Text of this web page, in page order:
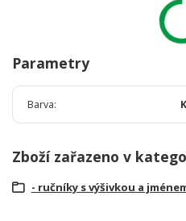
Parametry
Barva
Zboží zařazeno v
- ručníky s výšivkou a